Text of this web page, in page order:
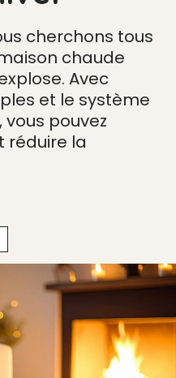
cherchons tous
chaude
Avec
et le système
pouvez
réduire la